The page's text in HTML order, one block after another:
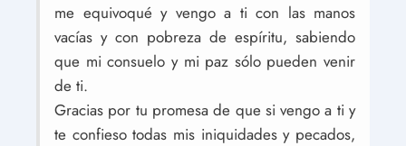
me equivoqué y vengo a ti con las manos
vacías y con pobreza de espíritu, sabiendo
que mi consuelo y mi paz sólo pueden venir
de ti.
Gracias por tu promesa de que si vengo a ti y
te confieso todas mis iniquidades y pecados,